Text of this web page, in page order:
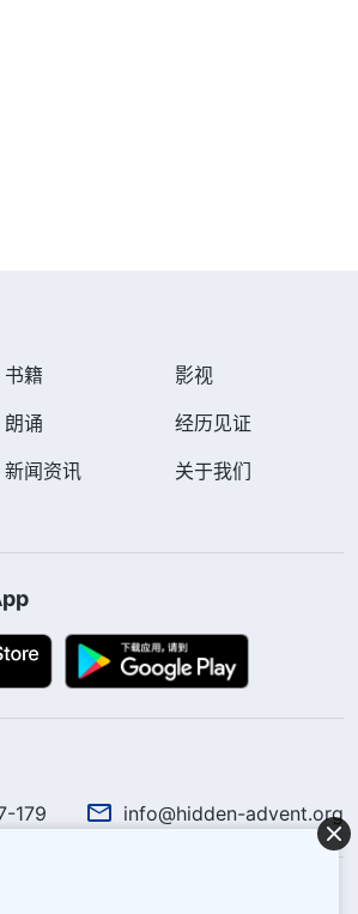
名只能叫耶稣。但是主耶稣再来为
这有圣经根据吗？
揭开神名的奥秘
姊妹又接着谈道：“关于神的新
，如启示录3章12节：‘
的名和我神城的名（这城就是从天
下来的新耶路撒冷），并我的新
。
’还有启示录1章8节：‘
阿拉法、俄梅戛乃希腊字母首末二
在、以后永在的全能者。
什么主再来要用‘全能神’这个名字
时代所使用的名字都不是随便取
书籍
影视
朗诵
经历见证
新闻资讯
关于我们
179 info@hidden-advent.org